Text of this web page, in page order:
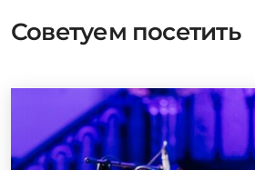
Советуем посетить